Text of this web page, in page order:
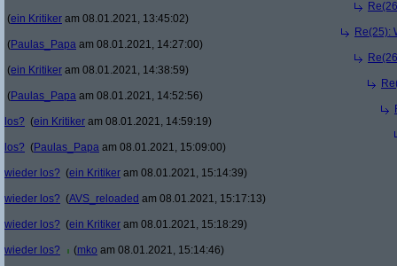
(ein Kritiker am 08.01.2021, 13:45:02)
Re(25):
(Paulas_Papa am 08.01.2021, 14:27:00)
(ein Kritiker am 08.01.2021, 14:38:59)
(Paulas_Papa am 08.01.2021, 14:52:56)
los? (ein Kritiker am 08.01.2021, 14:59:19)
los? (Paulas_Papa am 08.01.2021, 15:09:00)
wieder los? (ein Kritiker am 08.01.2021, 15:14:39)
wieder los? (AVS_reloaded am 08.01.2021, 15:17:13)
wieder los? (ein Kritiker am 08.01.2021, 15:18:29)
wieder los? (mko am 08.01.2021, 15:14:46)